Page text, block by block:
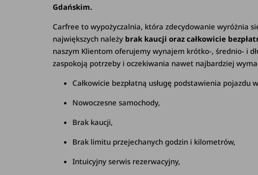
Gdańskim.
Carfree to wypożyczalnia, która zdecydowanie wyróżnia
największych należy brak kaucji oraz całkowicie
naszym Klientom oferujemy wynajem krótko-, średnio- i
zaspokoją potrzeby i oczekiwania nawet najbardziej
Całkowicie bezpłatną usługę podstawienia pojazdu
Nowoczesne samochody,
Brak kaucji,
Brak limitu przejechanych godzin i kilometrów,
Intuicyjny serwis rezerwacyjny,